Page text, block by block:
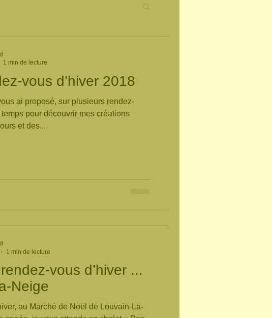
vous d’hiver 2018
ai proposé, sur plusieurs rendez-
pour découvrir mes créations
et des...
1 min de lecture
vous d’hiver ...
Neige
au Marché de Noël de Louvain-La-
1 min de lecture